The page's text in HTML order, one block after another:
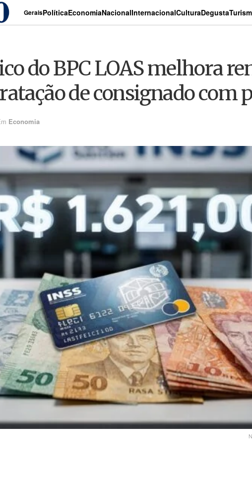
GeraisPolíticaEconomiaNacionalInternacionalCulturaDegusta
do BPC LOAS melhora
de consignado com
Economia